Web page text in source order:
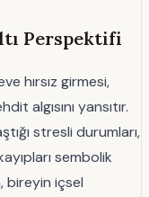
Perspektifi
hırsız girmesi,
algısını yansıtır.
stresli durumları,
sembolik
bireyin içsel